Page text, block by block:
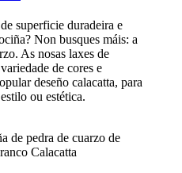
superficie duradeira e
Non busques máis: a
As nosas laxes de
de cores e
deseño calacatta, para
ou estética.